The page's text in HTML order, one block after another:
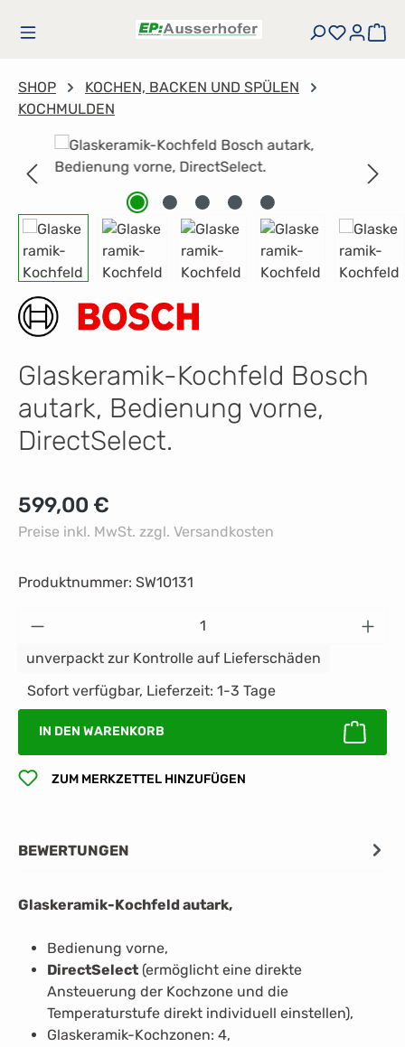
Zum Hauptinhalt springen
Du hast
SHOP
KOCHEN, BACKEN UND SPÜLEN
KOCHMULDEN
Bildergalerie überspringen
Glaskeramik-Kochfeld Bosch
autark, Bedienung vorne,
DirectSelect.
Regulärer Preis:
599,00 €
Preise inkl. MwSt. zzgl. Versandkosten
Produktnummer: SW10131
Produkt Anzahl: Gib den gewünschten
unverpackt zur Kontrolle auf Lieferschäden
Sofort verfügbar, Lieferzeit: 1-3 Tage
IN DEN WARENKORB
ZUM MERKZETTEL HINZUFÜGEN
BEWERTUNGEN
Glaskeramik-Kochfeld autark,
Bedienung vorne,
DirectSelect (ermöglicht eine direkte
Ansteuerung der Kochzone und die
Temperaturstufe direkt individuell einstellen),
Glaskeramik-Kochzonen: 4,